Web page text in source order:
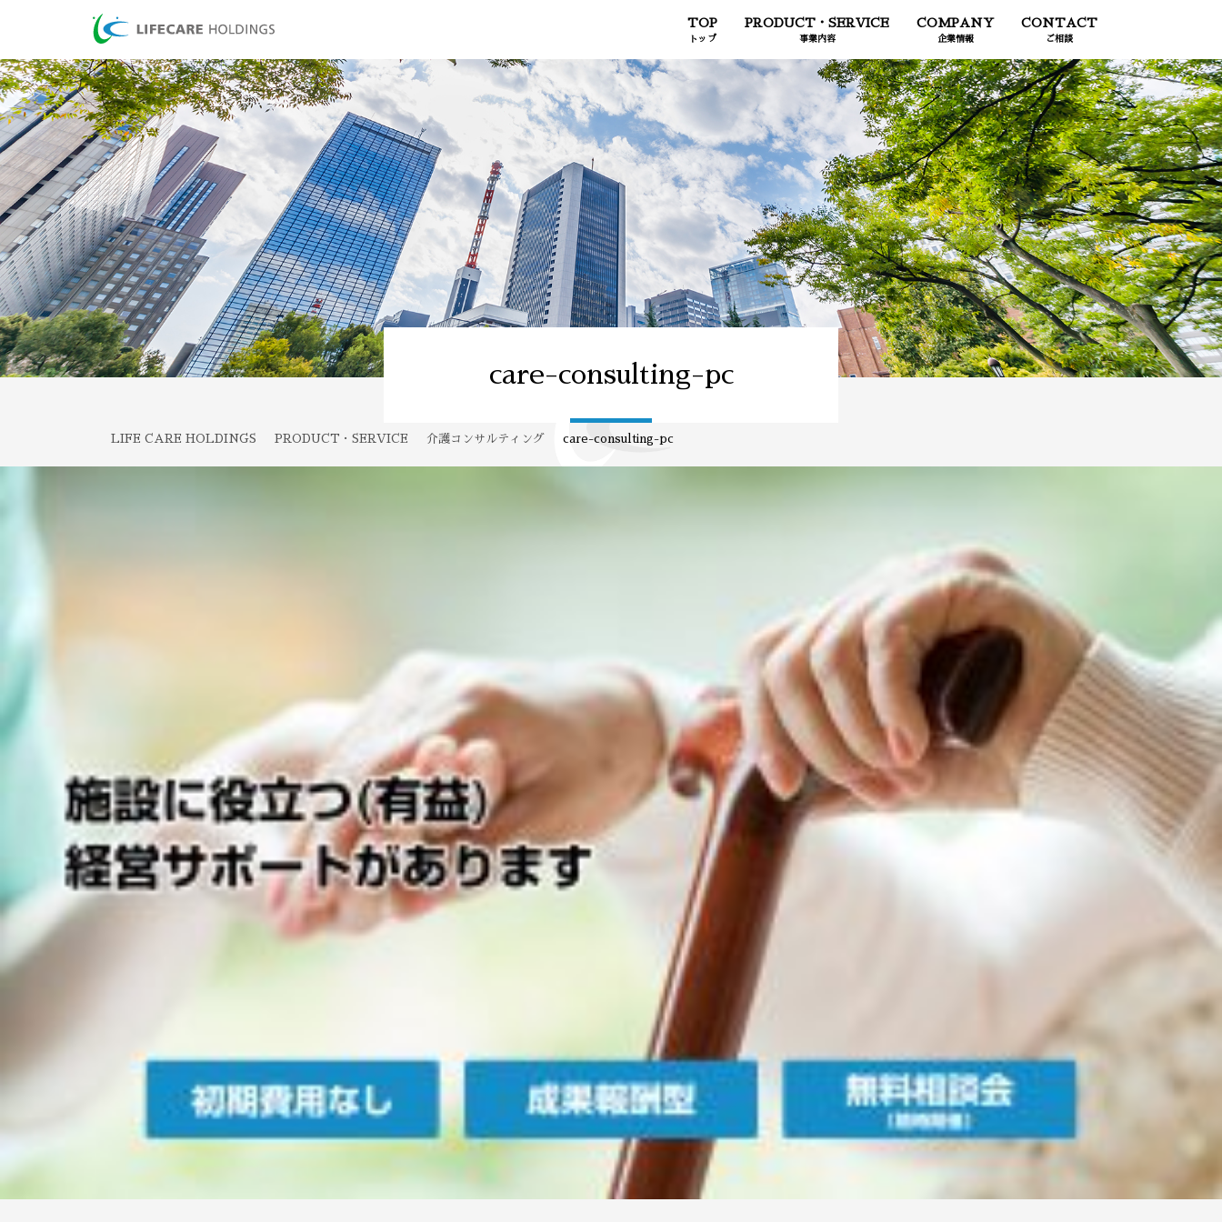
TOP
トップ
PRODUCT・SERVICE
事業内容
COMPANY
企業情報
CONTACT
ご相談
care-consulting-pc
LIFE CARE HOLDINGS PRODUCT・SERVICE 介護コンサルティング care-consulting-pc